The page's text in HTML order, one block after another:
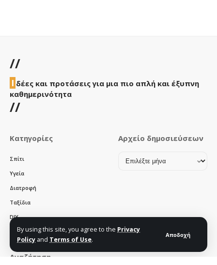
By using this site, you agree to the Privacy
Policy and Terms of Use.
Αποδοχή
//
Ι δέες και προτάσεις για μια πιο απλή και έξυπνη
καθημερινότητα
//
Κατηγορίες
Σπίτι
Υγεία
Διατροφή
Ταξίδια
DIY
Χρηστικά
Αρχείο δημοσιεύσεων
Αρχείο
Αναζήτηση